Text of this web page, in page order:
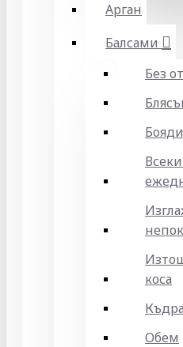
Арган
Балсами
Без
коса
Обем